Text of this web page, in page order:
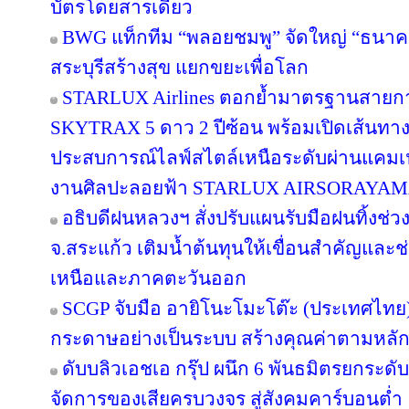
บัตรโดยสารเดียว
BWG แท็กทีม “พลอยชมพู” จัดใหญ่ “ธนา
สระบุรีสร้างสุข แยกขยะเพื่อโลก
STARLUX Airlines ตอกย้ำมาตรฐานสาย
SKYTRAX 5 ดาว 2 ปีซ้อน พร้อมเปิดเส้นทา
ประสบการณ์ไลฟ์สไตล์เหนือระดับผ่านแคมเ
งานศิลปะลอยฟ้า STARLUX
อธิบดีฝนหลวงฯ สั่งปรับแผนรับมือฝนทิ้งช่ว
จ.สระแก้ว เติมน้ำต้นทุนให้เขื่อนสำคัญและ
เหนือและภาคตะวันออก
SCGP จับมือ อายิโนะโมะโต๊ะ (ประเทศไท
กระดาษอย่างเป็นระบบ สร้างคุณค่าตามหลั
ดับบลิวเอชเอ กรุ๊ป ผนึก 6 พันธมิตรยกระดับ
จัดการของเสียครบวงจร สู่สังคมคาร์บอนต่ำ